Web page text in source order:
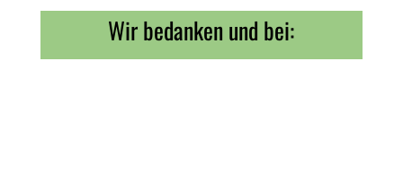
Wir bedanken und bei: